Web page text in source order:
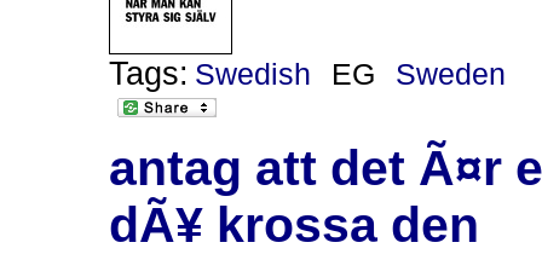
Tags: Swedish EG Sweden
antag att det Ã¤r
dÃ¥ krossa den